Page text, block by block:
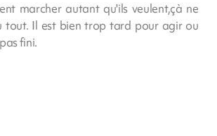
marcher autant qu'ils veulent,çà ne
tout. Il est bien trop tard pour agir ou
fini.